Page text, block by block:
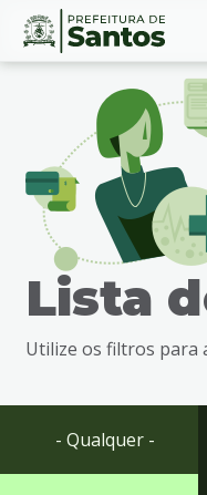
Ir
busca
Ir
rodapé
Conteúdo
Lista
Utilize os filtros para
- Qualquer -